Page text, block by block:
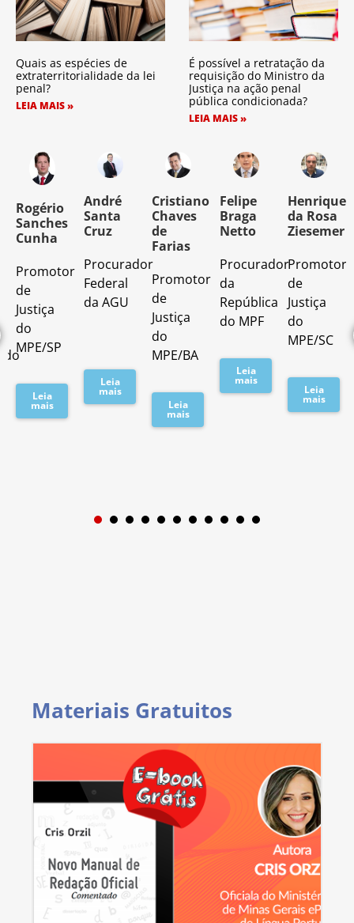
Quais as espécies de
extraterritorialidade da lei
penal?
LEIA MAIS »
É possível a retratação da
requisição do Ministro da
Justiça na ação penal
pública condicionada?
LEIA MAIS »
Rogério
Sanches
Cunha
Promotor
de
Justiça
do
MPE/SP
Leia
mais
André
Santa
Cruz
Procurador
Federal
da AGU
Leia
mais
Cristiano
Chaves
de
Farias
Promotor
de
Justiça
do
MPE/BA
Leia
mais
Felipe
Braga
Netto
Procurador
da
República
do MPF
Leia
mais
Henrique
da Rosa
Ziesemer
Promotor
de
Justiça
do
MPE/SC
Leia
mais
1 2 3
Materiais Gratuitos